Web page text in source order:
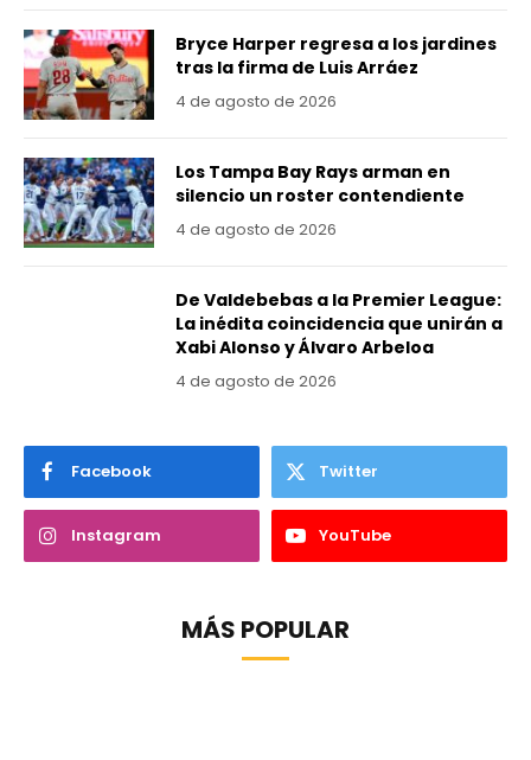
Bryce Harper regresa a los jardines
tras la firma de Luis Arráez
4 de agosto de 2026
Los Tampa Bay Rays arman en
silencio un roster contendiente
4 de agosto de 2026
De Valdebebas a la Premier League:
La inédita coincidencia que unirán a
Xabi Alonso y Álvaro Arbeloa
4 de agosto de 2026
Facebook Twitter
Instagram YouTube
MÁS POPULAR